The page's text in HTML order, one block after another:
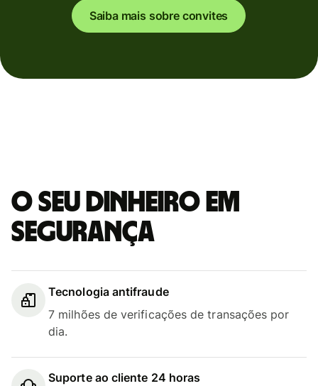
Saiba mais sobre convites
O seu dinheiro em
segurança
Tecnologia antifraude
7 milhões de verificações de transações por
dia.
Suporte ao cliente 24 horas